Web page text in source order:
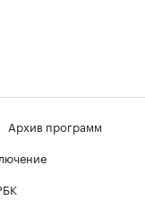
Архив программ